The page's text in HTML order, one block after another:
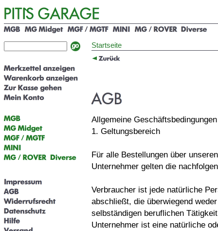
Startseite
Allgemeine Geschäftsbedingungen
1. Geltungsbereich
Für alle Bestellungen über
Unternehmer gelten die
Verbraucher ist jede natürliche
abschließt, die überwiegend
selbständigen beruflichen
Unternehmer ist eine natürliche